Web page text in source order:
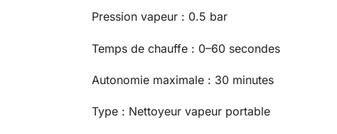
Pression vapeur : 0.5 bar
Temps de chauffe : 0–60 secondes
Autonomie maximale : 30 minutes
Type : Nettoyeur vapeur portable